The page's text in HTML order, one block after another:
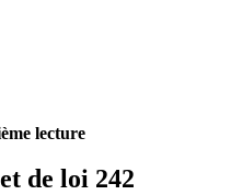
lecture
de loi 242